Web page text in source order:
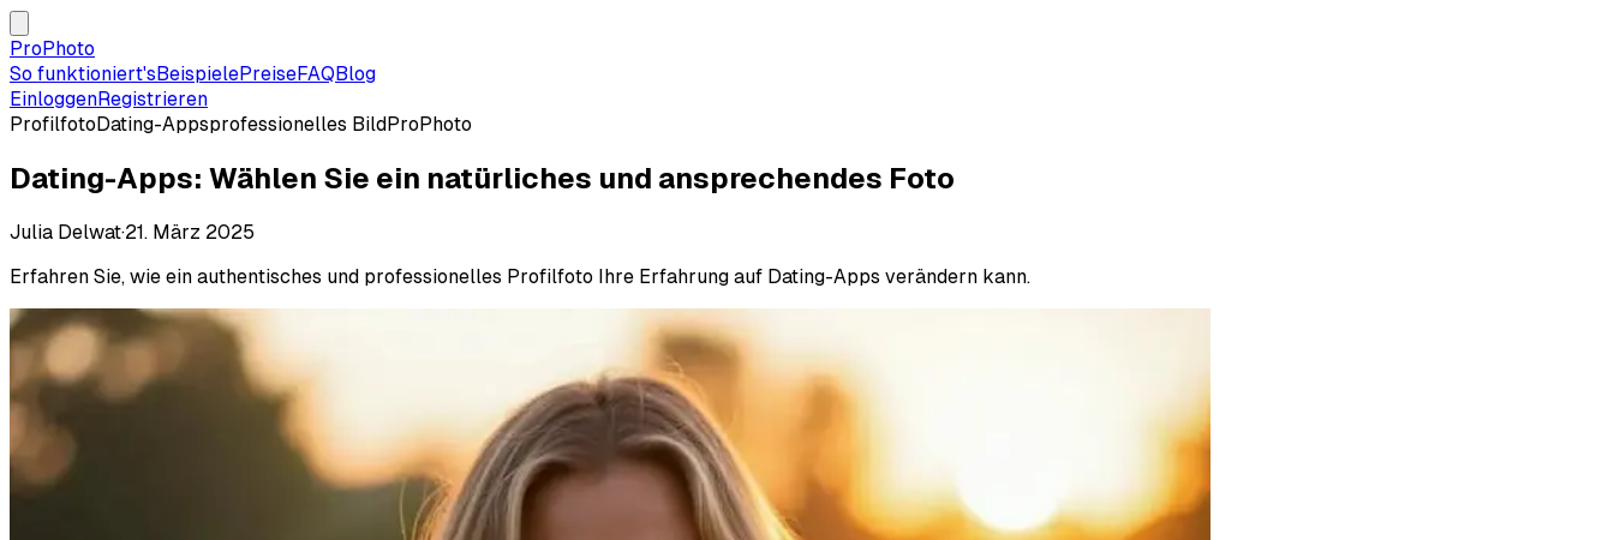
ProPhoto
So funktioniert'sBeispielePreiseFAQBlog
EinloggenRegistrieren
ProfilfotoDating-Appsprofessionelles BildProPhoto
Dating-Apps: Wählen Sie ein natürliches und ansprechendes Foto
Julia Delwat·21. März 2025
Erfahren Sie, wie ein authentisches und professionelles Profilfoto Ihre Erfahrung auf Dating-Apps verändern kann.